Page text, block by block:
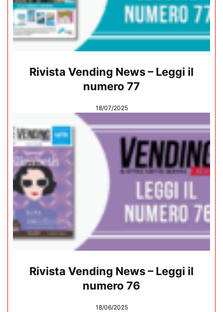
Rivista Vending News – Leggi il
numero 77
18/07/2025
Rivista Vending News – Leggi il
numero 76
18/06/2025